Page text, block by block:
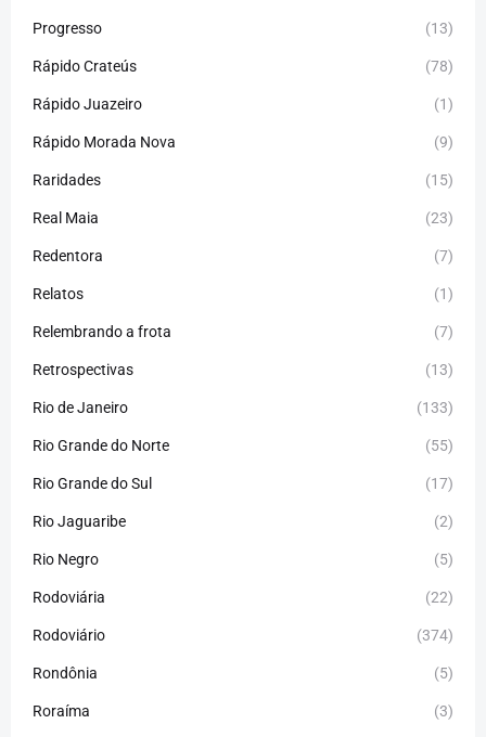
Progresso (13)
Rápido Crateús (78)
Rápido Juazeiro (1)
Rápido Morada Nova (9)
Raridades (15)
Real Maia (23)
Redentora (7)
Relatos (1)
Relembrando a frota (7)
Retrospectivas (13)
Rio de Janeiro (133)
Rio Grande do Norte (55)
Rio Grande do Sul (17)
Rio Jaguaribe (2)
Rio Negro (5)
Rodoviária (22)
Rodoviário (374)
Rondônia (5)
Roraíma (3)